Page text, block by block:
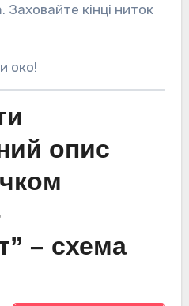
Заховайте кінці ниток
око!
опис
– схема